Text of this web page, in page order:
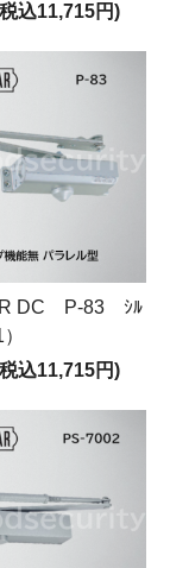
込11,715円)
DC P-83 ｼﾙ
込11,715円)